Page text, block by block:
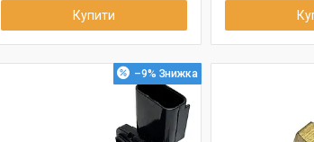
Купити
–9%